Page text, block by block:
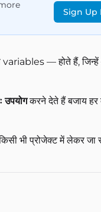
Sign Up
— होते हैं, जिन्हें
उपयोगकरने देते हैं बजाय
भी प्रोजेक्ट में लेकर